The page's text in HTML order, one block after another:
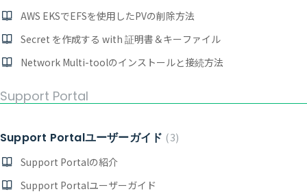
AWS EKSでEFSを使用したPVの削除方法
Secret を作成する with 証明書＆キーファイル
Network Multi-toolのインストールと接続方法
Support Portal
Support Portalユーザーガイド
3
Support Portalの紹介
Support Portalユーザーガイド